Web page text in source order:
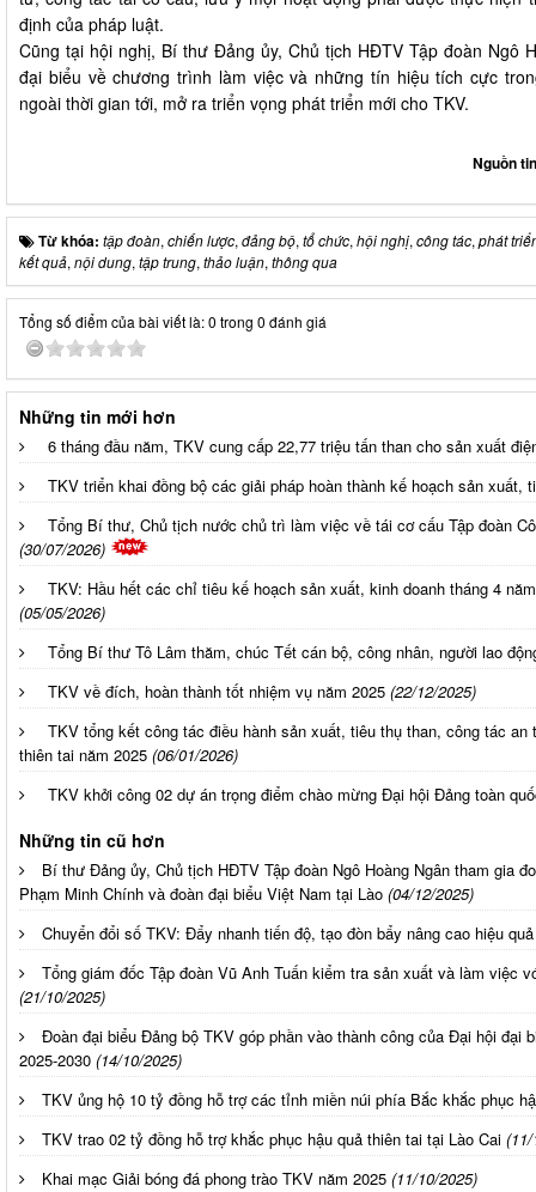
định của pháp luật.
Cũng tại hội nghị, Bí thư Đảng ủy, Chủ tịch HĐTV Tập đoàn Ngô
đại biểu về chương trình làm việc và những tín hiệu tích cực
ngoài thời gian tới, mở ra triển vọng phát triển mới cho TKV.
Nguồn
Từ khóa: tập đoàn, chiến lược, đảng bộ, tổ chức, hội nghị, công tác, phát
kết quả, nội dung, tập trung, thảo luận, thông qua
Tổng số điểm của bài viết là: 0 trong 0 đánh giá
Những tin mới hơn
6 tháng đầu năm, TKV cung cấp 22,77 triệu tấn than cho sản xuất
TKV triển khai đồng bộ các giải pháp hoàn thành kế hoạch sản xuất,
Tổng Bí thư, Chủ tịch nước chủ trì làm việc về tái cơ cấu Tập đoàn
(30/07/2026)
TKV: Hầu hết các chỉ tiêu kế hoạch sản xuất, kinh doanh tháng 4
(05/05/2026)
Tổng Bí thư Tô Lâm thăm, chúc Tết cán bộ, công nhân, người lao
TKV về đích, hoàn thành tốt nhiệm vụ năm 2025 (22/12/2025)
TKV tổng kết công tác điều hành sản xuất, tiêu thụ than, công tác
thiên tai năm 2025 (06/01/2026)
TKV khởi công 02 dự án trọng điểm chào mừng Đại hội Đảng toàn
Những tin cũ hơn
Bí thư Đảng ủy, Chủ tịch HĐTV Tập đoàn Ngô Hoàng Ngân tham gia
Phạm Minh Chính và đoàn đại biểu Việt Nam tại Lào (04/12/2025)
Chuyển đổi số TKV: Đẩy nhanh tiến độ, tạo đòn bẩy nâng cao hiệu
Tổng giám đốc Tập đoàn Vũ Anh Tuấn kiểm tra sản xuất và làm việc
(21/10/2025)
Đoàn đại biểu Đảng bộ TKV góp phần vào thành công của Đại hội đại
2025-2030 (14/10/2025)
TKV ủng hộ 10 tỷ đồng hỗ trợ các tỉnh miền núi phía Bắc khắc phục
TKV trao 02 tỷ đồng hỗ trợ khắc phục hậu quả thiên tai tại Lào Cai
Khai mạc Giải bóng đá phong trào TKV năm 2025 (11/10/2025)